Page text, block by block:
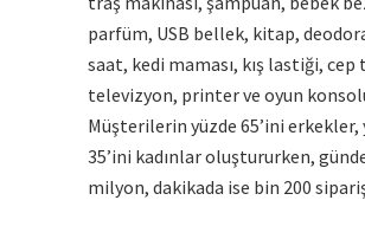
parfüm, USB bellek, kitap,
saat, kedi maması, kış lastiği,
televizyon, printer ve oyun
Müşterilerin yüzde 65’ini erkekler,
35’ini kadınlar oluştururken,
milyon, dakikada ise bin 200